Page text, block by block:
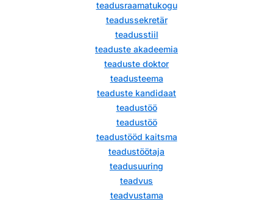
teadusraamatukogu
teadussekretär
teadusstiil
teaduste akadeemia
teaduste doktor
teadusteema
teaduste kandidaat
teadustöö
teadustöö
teadustööd kaitsma
teadustöötaja
teadusuuring
teadvus
teadvustama